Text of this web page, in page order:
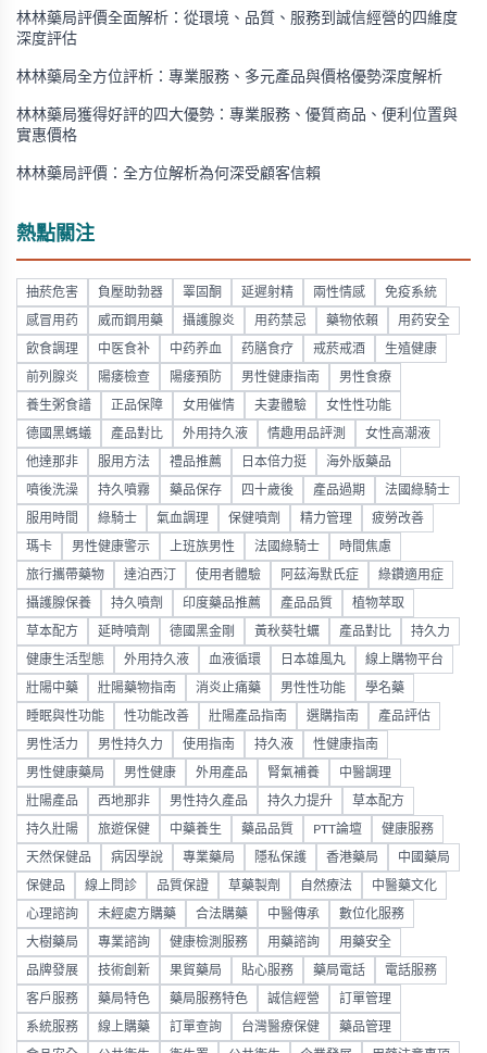
林林藥局評價全面解析：從環境、品質、服務到誠信經營的四維度
深度評估
林林藥局全方位評析：專業服務、多元產品與價格優勢深度解析
林林藥局獲得好評的四大優勢：專業服務、優質商品、便利位置與
實惠價格
林林藥局評價：全方位解析為何深受顧客信賴
熱點關注
抽菸危害 負壓助勃器 睪固酮 延遲射精 兩性情感 免疫系統
感冒用药 威而鋼用藥 攝護腺炎 用药禁忌 藥物依賴 用药安全
飲食調理 中医食补 中药养血 药膳食疗 戒菸戒酒 生殖健康
前列腺炎 陽痿檢查 陽痿預防 男性健康指南 男性食療
養生粥食譜 正品保障 女用催情 夫妻體驗 女性性功能
德國黑螞蟻 產品對比 外用持久液 情趣用品評測 女性高潮液
他達那非 服用方法 禮品推薦 日本倍力挺 海外版藥品
噴後洗澡 持久噴霧 藥品保存 四十歲後 產品過期 法國綠騎士
服用時間 綠騎士 氣血調理 保健噴劑 精力管理 疲勞改善
瑪卡 男性健康警示 上班族男性 法國綠騎士 時間焦慮
旅行攜帶藥物 達泊西汀 使用者體驗 阿茲海默氏症 綠鑽適用症
攝護腺保養 持久噴劑 印度藥品推薦 產品品質 植物萃取
草本配方 延時噴劑 德國黑金剛 黃秋葵牡蠣 產品對比 持久力
健康生活型態 外用持久液 血液循環 日本雄風丸 線上購物平台
壯陽中藥 壯陽藥物指南 消炎止痛藥 男性性功能 學名藥
睡眠與性功能 性功能改善 壯陽產品指南 選購指南 產品評估
男性活力 男性持久力 使用指南 持久液 性健康指南
男性健康藥局 男性健康 外用產品 腎氣補養 中醫調理
壯陽產品 西地那非 男性持久產品 持久力提升 草本配方
持久壯陽 旅遊保健 中藥養生 藥品品質 PTT論壇 健康服務
天然保健品 病因學說 專業藥局 隱私保護 香港藥局 中國藥局
保健品 線上問診 品質保證 草藥製劑 自然療法 中醫藥文化
心理諮詢 未經處方購藥 合法購藥 中醫傳承 數位化服務
大樹藥局 專業諮詢 健康檢測服務 用藥諮詢 用藥安全
品牌發展 技術創新 果貿藥局 貼心服務 藥局電話 電話服務
客戶服務 藥局特色 藥局服務特色 誠信經營 訂單管理
系統服務 線上購藥 訂單查詢 台灣醫療保健 藥品管理